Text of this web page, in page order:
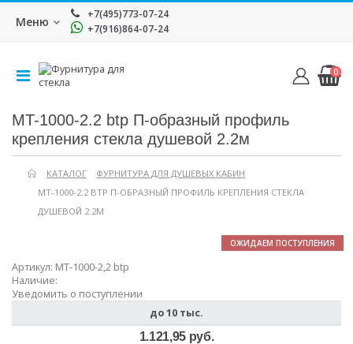
Меню
+7(495)773-07-24
+7(916)864-07-24
0
MT-1000-2.2 btp П-образный профиль
крепления стекла душевой 2.2м
КАТАЛОГ
ФУРНИТУРА ДЛЯ ДУШЕВЫХ КАБИН
MT-1000-2.2 BTP П-ОБРАЗНЫЙ ПРОФИЛЬ КРЕПЛЕНИЯ СТЕКЛА
ДУШЕВОЙ 2.2М
ОЖИДАЕМ ПОСТУПЛЕНИЯ
Артикул: MT-1000-2,2 btp
Наличие:
Уведомить о поступлении
до 10 тыс.
1.121,95 руб.